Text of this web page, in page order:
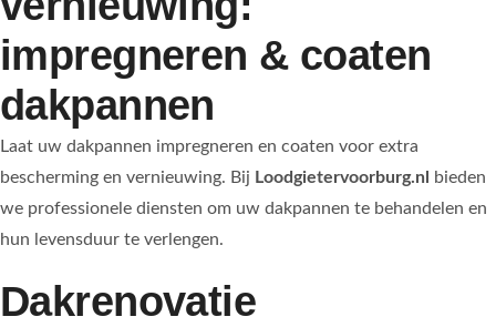
impregneren & coaten
dakpannen
Laat uw dakpannen impregneren en coaten voor extra
bescherming en vernieuwing. Bij Loodgietervoorburg.nl
bieden
we professionele diensten om uw dakpannen te behandelen en
hun levensduur te verlengen.
Dakrenovatie